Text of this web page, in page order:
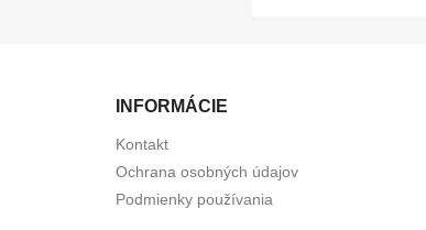
INFORMÁCIE
Kontakt
Ochrana osobných údajov
Podmienky používania